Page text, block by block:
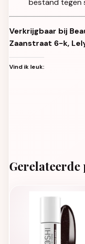
bestand tegen
Verkrijgbaar bij
Zaanstraat 6-k,
Vind ik leuk: